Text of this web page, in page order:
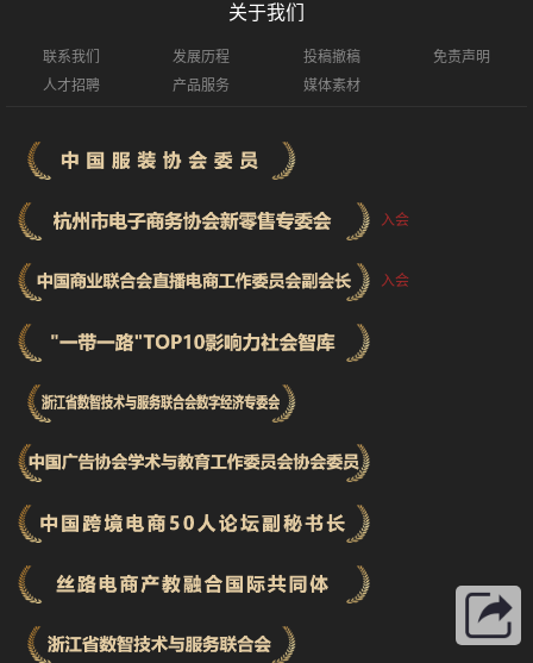
关于我们
联系我们 发展历程 投稿撤稿
免责声明
人才招聘
产品服务 媒体素材
入会
入会